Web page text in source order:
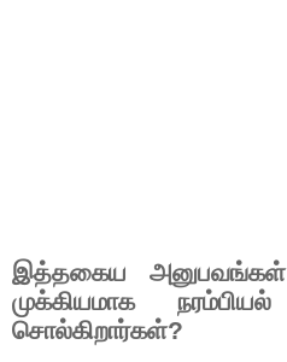
இத்தகைய அனுபவங்கள்
முக்கியமாக
நரம்பியல்
சொல்கிறார்கள்?